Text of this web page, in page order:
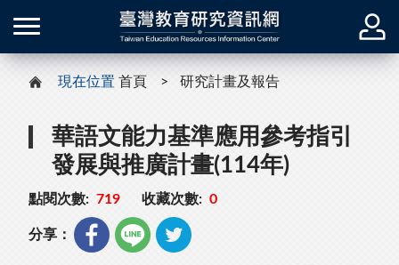
現在位置 首頁 研究計畫及報告
華語文能力基準應用參考指引
發展與推廣計畫(114年)
點閱次數: 719 收藏次數: 0
分享：